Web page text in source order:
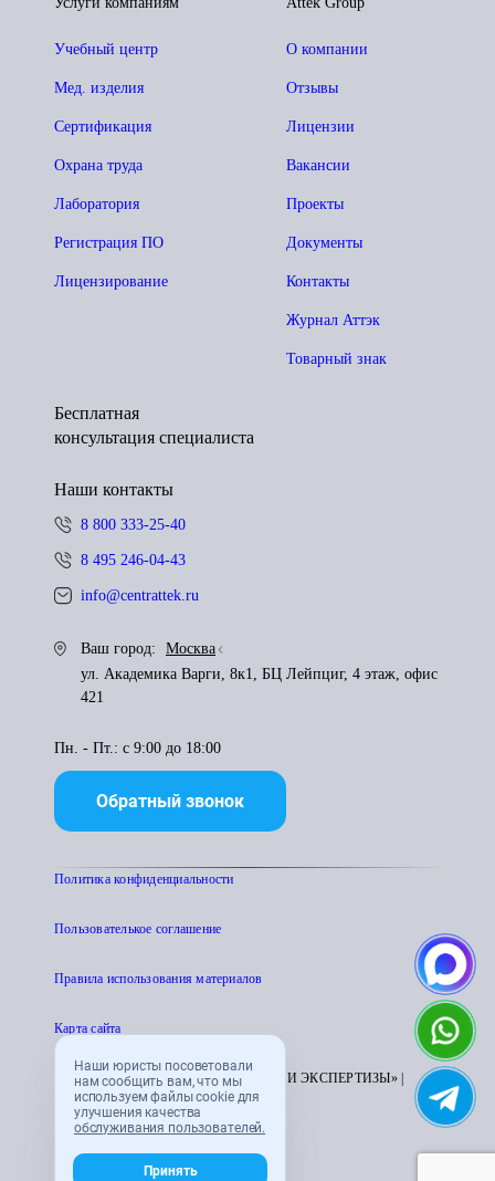
Наши юристы посоветовали
нам сообщить вам, что мы
используем файлы cookie для
улучшения качества
обслуживания пользователей.
Принять
О компании
Отзывы
Лицензии
Вакансии
Проекты
Документы
Контакты
Журнал Аттэк
Товарный знак
Учебный центр
Мед. изделия
Сертификация
Охрана труда
Лаборатория
Регистрация ПО
Лицензирование
Бесплатная
консультация специалиста
Наши контакты
8 800 333-25-40
8 495 246-04-43
info@centrattek.ru
Ваш город:
Москва
ул. Академика Варги, 8к1, БЦ Лейпциг, 4 этаж, офис
421
Пн. - Пт.: с 9:00 до 18:00
Обратный звонок
Политика конфиденциальности
Пользователькое соглашение
Правила использования материалов
Карта сайта
© 1995 - 2026 «ЦЕНТР АТТЕСТАЦИИ И ЭКСПЕРТИЗЫ» |
CENTRATTEK.RU